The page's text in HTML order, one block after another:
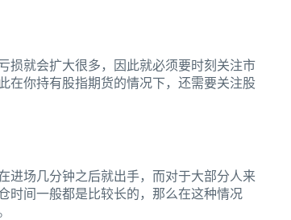
损就会扩大很多，因此就必须要时刻关注市
在你持有股指期货的情况下，还需要关注股
进场几分钟之后就出手，而对于大部分人来
时间一般都是比较长的，那么在这种情况